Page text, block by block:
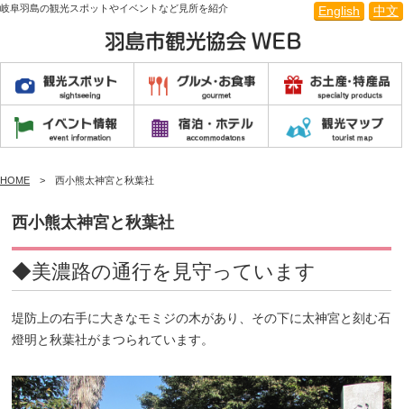
English 中文
岐阜羽島の観光スポットやイベントなど見所を紹介
HOME 西小熊太神宮と秋葉社
西小熊太神宮と秋葉社
◆美濃路の通行を見守っています
堤防上の右手に大きなモミジの木があり、その下に太神宮と刻む石
燈明と秋葉社がまつられています。